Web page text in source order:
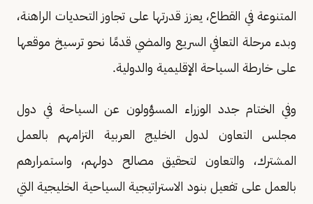
المتنوعة في القطاع، يعزز قدرتها على تجاوز التحديات الراهنة،
وبدء مرحلة التعافي السريع والمضي قدمًا نحو ترسيخ موقعها
على خارطة السياحة الإقليمية والدولية.
وفي الختام جدد الوزراء المسؤولون عن السياحة في دول
مجلس التعاون لدول الخليج العربية التزامهم بالعمل
المشترك، والتعاون لتحقيق مصالح دولهم، واستمرارهم
بالعمل على تفعيل بنود الاستراتيجية السياحية الخليجية التي